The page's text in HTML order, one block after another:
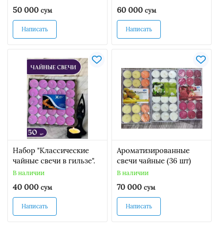
50 000 сум
Написать
60 000 сум
Написать
Набор "Классические
чайные свечи в гильзе".
В наличии
40 000 сум
Написать
Ароматизированные
свечи чайные (36 шт)
В наличии
70 000 сум
Написать